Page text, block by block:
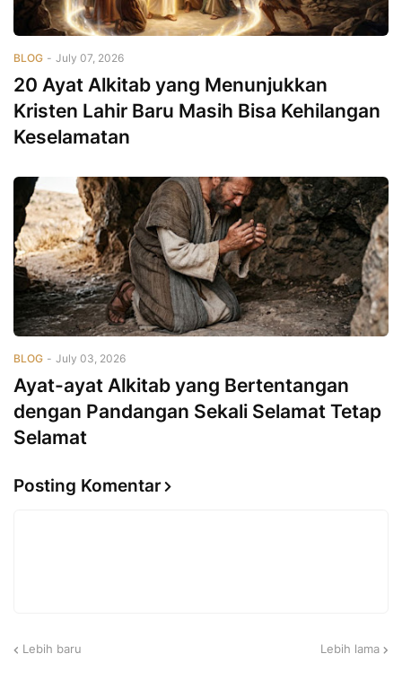
BLOG - July 07, 2026
20 Ayat Alkitab yang Menunjukkan
Kristen Lahir Baru Masih Bisa Kehilangan
Keselamatan
BLOG - July 03, 2026
Ayat-ayat Alkitab yang Bertentangan
dengan Pandangan Sekali Selamat Tetap
Selamat
Posting Komentar
Lebih baru Lebih lama